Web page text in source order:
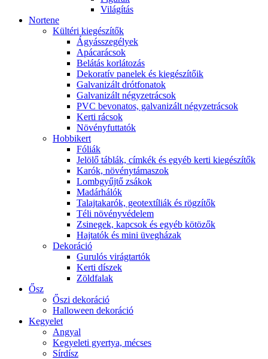
Világítás
Nortene
Kültéri kiegészítők
Ágyásszegélyek
Apácarácsok
Belátás korlátozás
Dekoratív panelek és kiegészítőik
Galvanizált drótfonatok
Galvanizált négyzetrácsok
PVC bevonatos, galvanizált négyzetrácsok
Kerti rácsok
Növényfuttatók
Hobbikert
Fóliák
Jelölő táblák, címkék és egyéb kerti kiegészítők
Karók, növénytámaszok
Lombgyűjtő zsákok
Madárhálók
Talajtakarók, geotextíliák és rögzítők
Téli növényvédelem
Zsinegek, kapcsok és egyéb kötözők
Hajtatók és mini üvegházak
Dekoráció
Gurulós virágtartók
Kerti díszek
Zöldfalak
Ősz
Őszi dekoráció
Halloween dekoráció
Kegyelet
Angyal
Kegyeleti gyertya, mécses
Sírdísz